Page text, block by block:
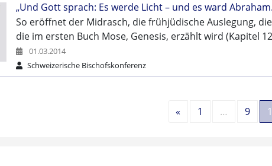
„Und Gott sprach: Es werde Licht – und es ward
So eröffnet der Midrasch, die frühjüdische Auslegung,
die im ersten Buch Mose, Genesis, erzählt wird (Kapitel
01.03.2014
Schweizerische Bischofskonferenz
« Vorherige
1 … 9